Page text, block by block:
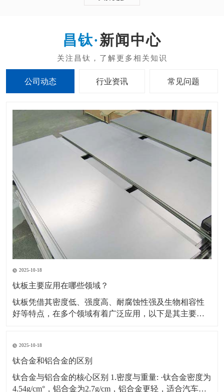
新闻中心
公司动态 行业资讯 常见问题
2025-10-18
钛板主要应用在哪些领域？
钛板凭借其密度低、强度高、耐腐蚀性强及生物相容性
好等特点，在多个领域有着广泛应用，以下是其主要应
机匣）、火箭壳体、航天设备结构件等。原因：轻量化
需求突出，可降低飞行器重量，提升燃油效率或载荷能
力。能耐受高
2025-10-18
钛合金和铝合金的区别
钛合金与铝合金的核心区别 1.密度与重量: ·钛合金密度为
4.54g/cm°，铝合金为2.7g/cm，铝合金更轻，适合汽车、